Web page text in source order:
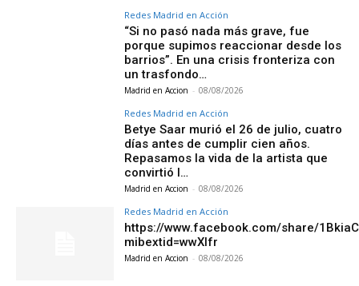
Redes Madrid en Acción
“Si no pasó nada más grave, fue
porque supimos reaccionar desde los
barrios”. En una crisis fronteriza con
un trasfondo…
Madrid en Accion - 08/08/2026
Redes Madrid en Acción
Betye Saar murió el 26 de julio, cuatro
días antes de cumplir cien años.
Repasamos la vida de la artista que
convirtió l…
Madrid en Accion - 08/08/2026
Redes Madrid en Acción
https://www.facebook.com/share/
mibextid=wwXIfr
Madrid en Accion - 08/08/2026